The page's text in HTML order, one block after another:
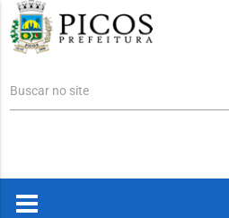
Buscar no site